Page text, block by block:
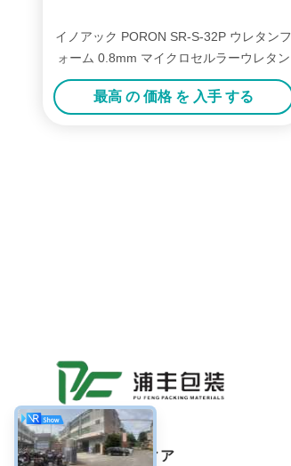
イノアック PORON SR-S-32P ウレタンフ
ォーム 0.8mm マイクロセルラーウレタン
最高 の 価格 を 入手 する
ソーシャル メディア